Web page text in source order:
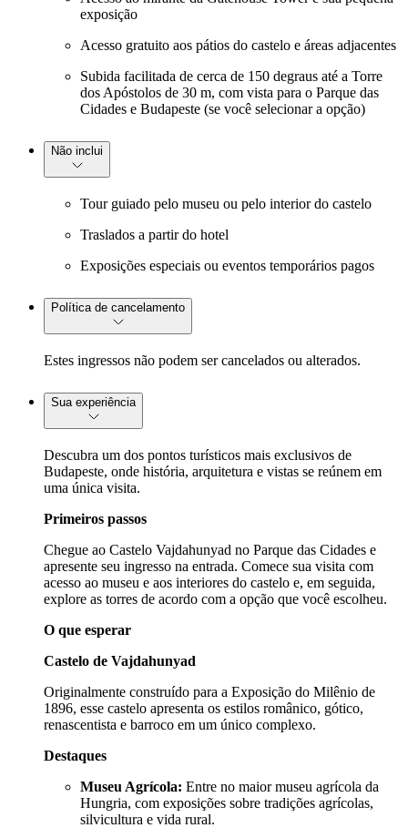
exposição
Acesso gratuito aos pátios do castelo e áreas adjacentes
Subida facilitada de cerca de 150 degraus até a Torre
dos Apóstolos de 30 m, com vista para o Parque das
Cidades e Budapeste (se você selecionar a opção)
Não inclui
Tour guiado pelo museu ou pelo interior do castelo
Traslados a partir do hotel
Exposições especiais ou eventos temporários pagos
Política de cancelamento
Estes ingressos não podem ser cancelados ou alterados.
Sua experiência
Descubra um dos pontos turísticos mais exclusivos de
Budapeste, onde história, arquitetura e vistas se reúnem em
uma única visita.
Primeiros passos
Chegue ao Castelo Vajdahunyad no Parque das Cidades e
apresente seu ingresso na entrada. Comece sua visita com
acesso ao museu e aos interiores do castelo e, em seguida,
explore as torres de acordo com a opção que você escolheu.
O que esperar
Castelo de Vajdahunyad
Originalmente construído para a Exposição do Milênio de
1896, esse castelo apresenta os estilos românico, gótico,
renascentista e barroco em um único complexo.
Destaques
Museu Agrícola: Entre no maior museu agrícola da
Hungria, com exposições sobre tradições agrícolas,
silvicultura e vida rural.